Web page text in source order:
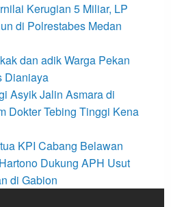
Kerugian 5 Miliar, LP
di Polrestabes Medan
dan adik Warga Pekan
Dianiaya
Asyik Jalin Asmara di
Dokter Tebing Tinggi Kena
KPI Cabang Belawan
Dukung APH Usut
di Gabion